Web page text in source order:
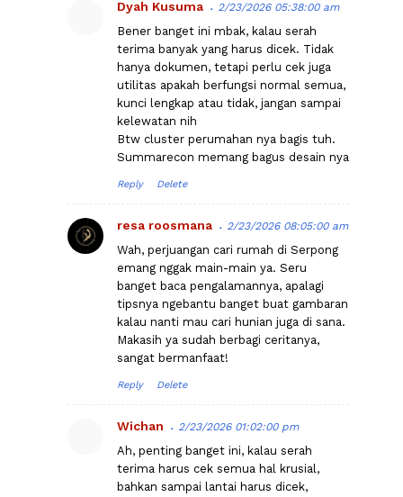
Dyah Kusuma 2/23/2026 05:38:00 am
Bener banget ini mbak, kalau serah
terima banyak yang harus dicek. Tidak
hanya dokumen, tetapi perlu cek juga
utilitas apakah berfungsi normal semua,
kunci lengkap atau tidak, jangan sampai
kelewatan nih
Btw cluster perumahan nya bagis tuh.
Summarecon memang bagus desain nya
Reply Delete
resa roosmana 2/23/2026 08:05:00 am
Wah, perjuangan cari rumah di Serpong
emang nggak main-main ya. Seru
banget baca pengalamannya, apalagi
tipsnya ngebantu banget buat gambaran
kalau nanti mau cari hunian juga di sana.
Makasih ya sudah berbagi ceritanya,
sangat bermanfaat!
Reply Delete
Wichan 2/23/2026 01:02:00 pm
Ah, penting banget ini, kalau serah
terima harus cek semua hal krusial,
bahkan sampai lantai harus dicek,